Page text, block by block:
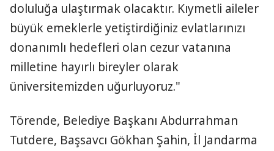
doluluğa ulaştırmak olacaktır. Kıymetli aileler
büyük emeklerle yetiştirdiğiniz evlatlarınızı
donanımlı hedefleri olan cezur vatanına
milletine hayırlı bireyler olarak
üniversitemizden uğurluyoruz."
Törende, Belediye Başkanı Abdurrahman
Tutdere, Başsavcı Gökhan Şahin, İl Jandarma